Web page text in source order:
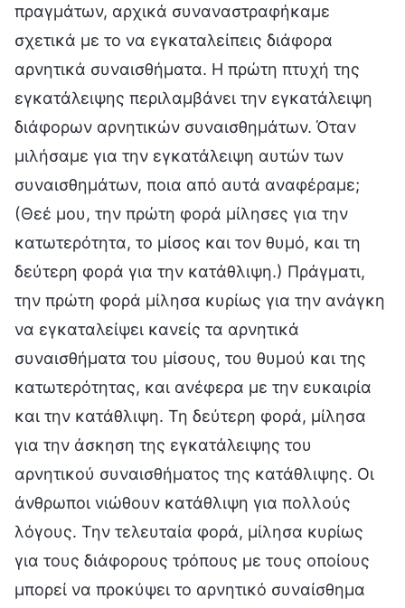
πραγμάτων, αρχικά συναναστραφήκαμε
σχετικά με το να εγκαταλείπεις διάφορα
αρνητικά συναισθήματα. Η πρώτη πτυχή της
εγκατάλειψης περιλαμβάνει την εγκατάλειψη
διάφορων αρνητικών συναισθημάτων. Όταν
μιλήσαμε για την εγκατάλειψη αυτών των
συναισθημάτων, ποια από αυτά αναφέραμε;
(Θεέ μου, την πρώτη φορά μίλησες για την
κατωτερότητα, το μίσος και τον θυμό, και τη
δεύτερη φορά για την κατάθλιψη.) Πράγματι,
την πρώτη φορά μίλησα κυρίως για την ανάγκη
να εγκαταλείψει κανείς τα αρνητικά
συναισθήματα του μίσους, του θυμού και της
κατωτερότητας, και ανέφερα με την ευκαιρία
και την κατάθλιψη. Τη δεύτερη φορά, μίλησα
για την άσκηση της εγκατάλειψης του
αρνητικού συναισθήματος της κατάθλιψης. Οι
άνθρωποι νιώθουν κατάθλιψη για πολλούς
λόγους. Την τελευταία φορά, μίλησα κυρίως
για τους διάφορους τρόπους με τους οποίους
μπορεί να προκύψει το αρνητικό συναίσθημα